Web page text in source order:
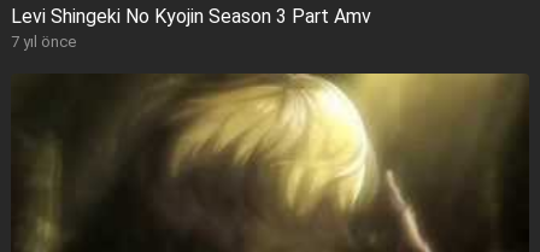
Levi Shingeki No Kyojin Season 3 Part Amv
7 yıl önce